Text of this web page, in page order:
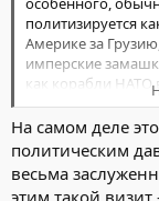
политизируется
Америке за
имперские
как корабли НАТО
нужно относится
демонстрацией
На самом деле
политическим
весьма